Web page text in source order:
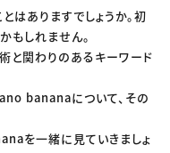
せ
はありますでしょうか。初
もしれません。
と関わりのあるキーワード
bananaについて、その
を一緒に見ていきましょ